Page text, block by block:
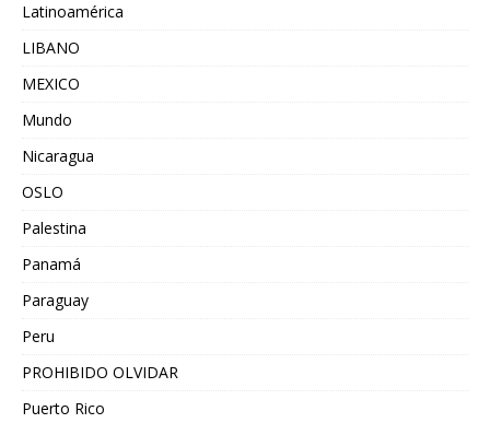
Latinoamérica
LIBANO
MEXICO
Mundo
Nicaragua
OSLO
Palestina
Panamá
Paraguay
Peru
PROHIBIDO OLVIDAR
Puerto Rico